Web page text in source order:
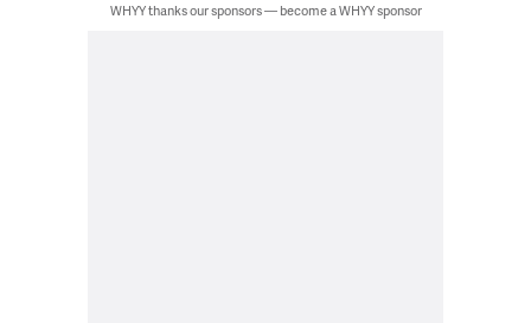
WHYY thanks our sponsors — become a WHYY sponsor